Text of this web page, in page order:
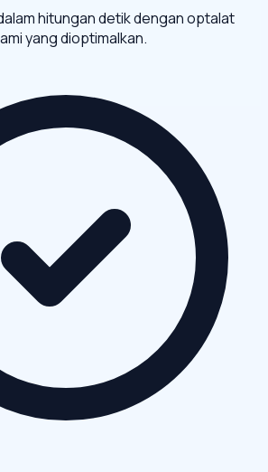
hitungan detik dengan optalat
yang dioptimalkan.